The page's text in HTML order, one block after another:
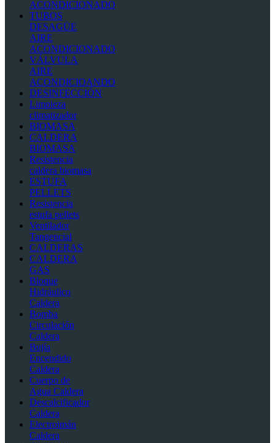
ACONDICIONADO
TUBOS
DESAGÜE
AIRE
ACONDICIONADO
VÁLVULA
AIRE
ACONDICIOANDO
DESINFECCIÓN
Limpieza
climatizador
BIOMASA
CALDERA
BIOMASA
Resistencia
caldera biomasa
ESTUFA
PELLETS
Resistencia
estufa pellets
Ventilador
Tangencial
CALDERAS
CALDERA
GAS
Bloque
Hidráulico
Caldera
Bomba
Circulación
Caldera
Bujía
Encendido
Caldera
Cuerpo de
Agua Caldera
Descalcificador
Caldera
Electroimán
Caldera